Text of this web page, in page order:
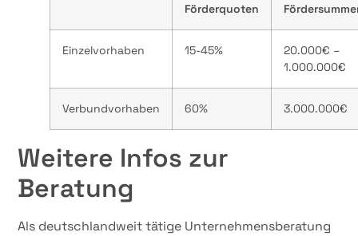
Förderquoten
Einzelvorhaben 15-45%
20.000€ –
1.000.000€
Verbundvorhaben 60% 3.000.000€
Weitere Infos zur
Beratung
Als deutschlandweit tätige Unternehmensberatung